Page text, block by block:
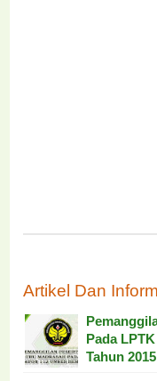
Artikel Dan
Pada
Tahun 2015